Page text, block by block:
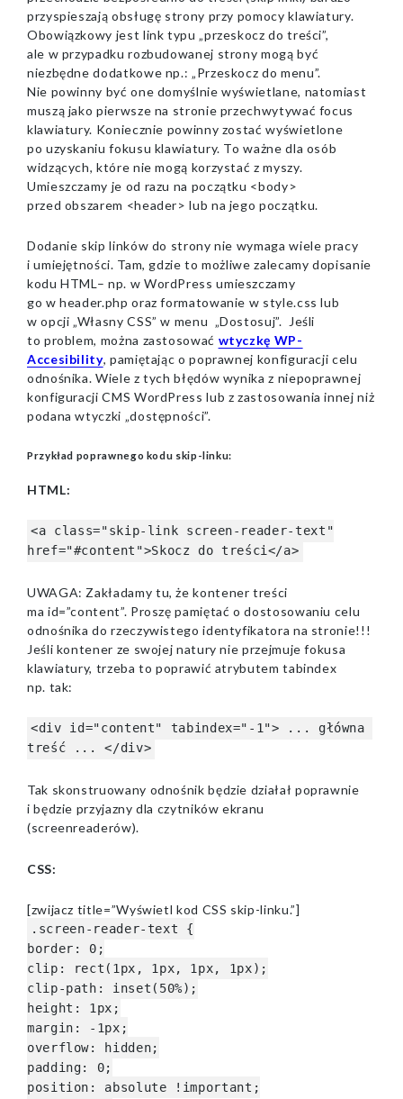
przyspieszają obsługę strony przy pomocy klawiatury.
Obowiązkowy jest link typu „przeskocz do treści”,
ale w przypadku rozbudowanej strony mogą być
niezbędne dodatkowe np.: „Przeskocz do menu”.
Nie powinny być one domyślnie wyświetlane, natomiast
muszą jako pierwsze na stronie przechwytywać focus
klawiatury. Koniecznie powinny zostać wyświetlone
po uzyskaniu fokusu klawiatury. To ważne dla osób
widzących, które nie mogą korzystać z myszy.
Umieszczamy je od razu na początku <body>
przed obszarem <header> lub na jego początku.
Dodanie skip linków do strony nie wymaga wiele pracy
i umiejętności. Tam, gdzie to możliwe zalecamy dopisanie
kodu HTML– np. w WordPress umieszczamy
go w header.php oraz formatowanie w style.css lub
w opcji „Własny CSS” w menu „Dostosuj”. Jeśli
to problem, można zastosować wtyczkę WP-
Accesibility, pamiętając o poprawnej konfiguracji celu
odnośnika. Wiele z tych błędów wynika z niepoprawnej
konfiguracji CMS WordPress lub z zastosowania innej niż
podana wtyczki „dostępności”.
Przykład poprawnego kodu skip-linku:
HTML:
<a class="skip-link screen-reader-text"
href="#content">Skocz do treści</a>
UWAGA: Zakładamy tu, że kontener treści
ma id=”content”. Proszę pamiętać o dostosowaniu celu
odnośnika do rzeczywistego identyfikatora na stronie!!!
Jeśli kontener ze swojej natury nie przejmuje fokusa
klawiatury, trzeba to poprawić atrybutem tabindex
np. tak:
<div id="content" tabindex="-1"> ... główna
treść ... </div>
Tak skonstruowany odnośnik będzie działał poprawnie
i będzie przyjazny dla czytników ekranu
(screenreaderów).
CSS:
[zwijacz title=”Wyświetl kod CSS skip-linku.”]
.screen-reader-text {
border: 0;
clip: rect(1px, 1px, 1px, 1px);
clip-path: inset(50%);
height: 1px;
margin: -1px;
overflow: hidden;
padding: 0;
position: absolute !important;